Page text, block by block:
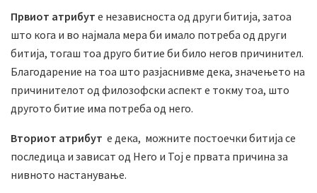
Првиот атрибут е независноста од други битија, затоа
што кога и во најмала мера би имало потреба од други
битија, тогаш тоа друго битие би било негов причинител.
Благодарение на тоа што разјаснивме дека, значењето на
причинителот од филозофски аспект е токму тоа, што
другото битие има потреба од него.
Вториот атрибут е дека, можните постоечки битија се
последица и зависат од Него и Тој е првата причина за
нивното настанување.